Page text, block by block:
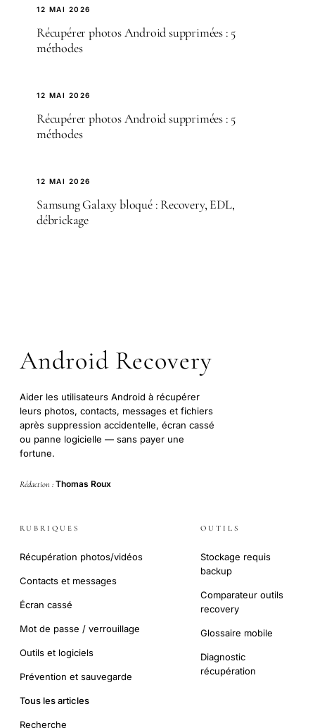
12 MAI 2026
Récupérer photos Android supprimées : 5
méthodes
12 MAI 2026
Récupérer photos Android supprimées : 5
méthodes
12 MAI 2026
Samsung Galaxy bloqué : Recovery, EDL,
débrickage
Android Recovery
Aider les utilisateurs Android à récupérer
leurs photos, contacts, messages et fichiers
après suppression accidentelle, écran cassé
ou panne logicielle — sans payer une
fortune.
Rédaction : Thomas Roux
RUBRIQUES
Récupération photos/vidéos
Contacts et messages
Écran cassé
Mot de passe / verrouillage
Outils et logiciels
Prévention et sauvegarde
Tous les articles
Recherche
OUTILS
Stockage requis
backup
Comparateur outils
recovery
Glossaire mobile
Diagnostic
récupération